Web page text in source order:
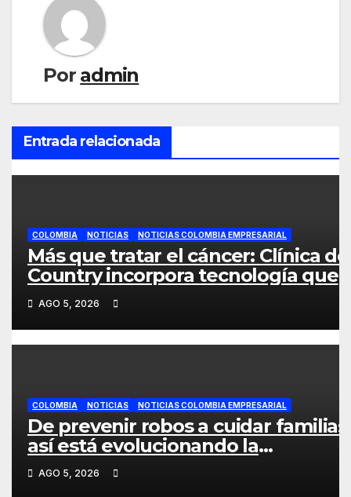
Por admin
Entrada relacionada
COLOMBIA NOTICIAS NOTICIAS COLOMBIA EMPRESARIAL
Más que tratar el cáncer: Clínica
Country incorpora tecnología que
ayuda a preservar el cabello y la
confianza durante la quimioterapia
AGO 5, 2026
COLOMBIA NOTICIAS NOTICIAS COLOMBIA EMPRESARIAL
De prevenir robos a cuidar familias:
así está evolucionando la
videovigilancia en los hogares
colombianos
AGO 5, 2026